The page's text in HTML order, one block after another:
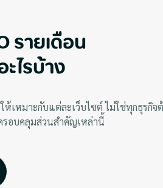
รายเดือน
ไรบ้าง
ให้เหมาะกับแต่ละเว็บไซต์ ไม่ใช่ทุกธุรกิ
รอบคลุมส่วนสำคัญเหล่านี้